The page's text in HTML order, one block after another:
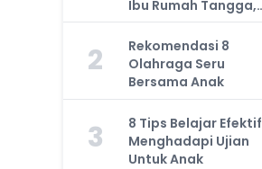
Ibu Rumah Tangga,
Jangan Anggap
Remeh!
2
Rekomendasi 8
Olahraga Seru
Bersama Anak
3
8 Tips Belajar Efektif
Menghadapi Ujian
Untuk Anak